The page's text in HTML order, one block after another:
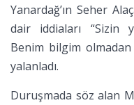
Yanardağ’ın Seher
dair iddiaları “Sizin
Benim bilgim olmadan
yalanladı.
Duruşmada söz alan